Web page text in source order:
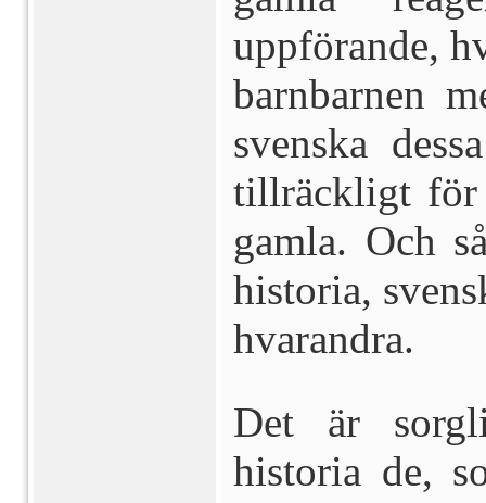
uppförande,
barnbarnen
svenska
tillräckligt
gamla. Och
historia,
hvarandra.
Det är
historia de,